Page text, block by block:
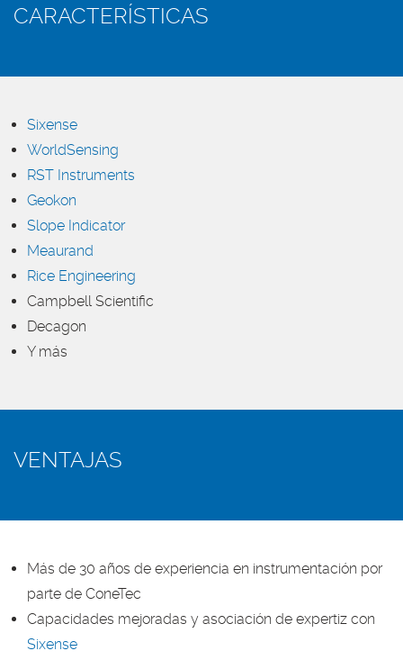
CARACTERÍSTICAS
Sixense
WorldSensing
RST Instruments
Geokon
Slope Indicator
Meaurand
Rice Engineering
Campbell Scientific
Decagon
Y más
VENTAJAS
Más de 30 años de experiencia en instrumentación por
parte de ConeTec
Capacidades mejoradas y asociación de expertiz con
Sixense